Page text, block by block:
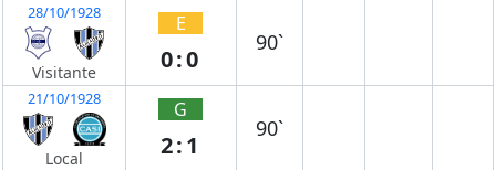
28/10/1928
Visitante
E
0:0
90`
21/10/1928
Local
G
2:1
90`